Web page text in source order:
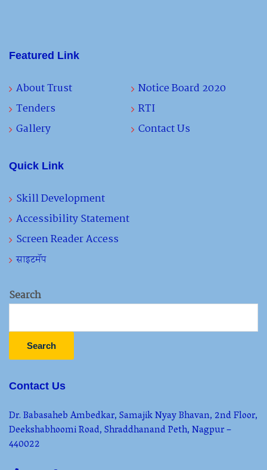
Featured Link
About Trust
Notice Board 2020
Tenders
RTI
Gallery
Contact Us
Quick Link
Skill Development
Accessibility Statement
Screen Reader Access
साइटमॅप
Search
Search
Contact Us
Dr. Babasaheb Ambedkar, Samajik Nyay Bhavan, 2nd Floor,
Deekshabhoomi Road, Shraddhanand Peth, Nagpur –
440022